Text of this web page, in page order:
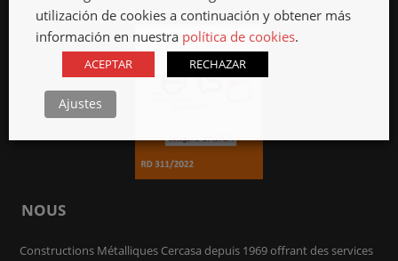
NOUS
Constructions Métalliques Cercasa depuis 1969 offrant des services
utilización de cookies a continuación y obtener más
información en nuestra política de cookies.
ACEPTAR RECHAZAR
Ajustes